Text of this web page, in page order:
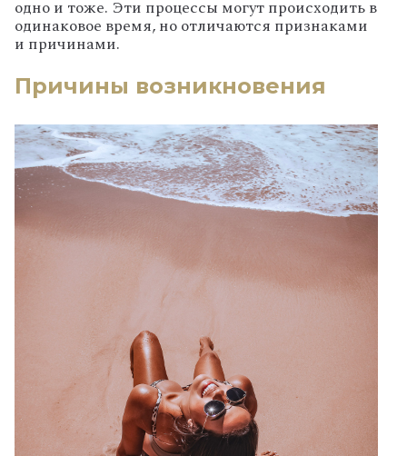
одно и тоже. Эти процессы могут происходить в
одинаковое время, но отличаются признаками
и причинами.
Причины возникновения